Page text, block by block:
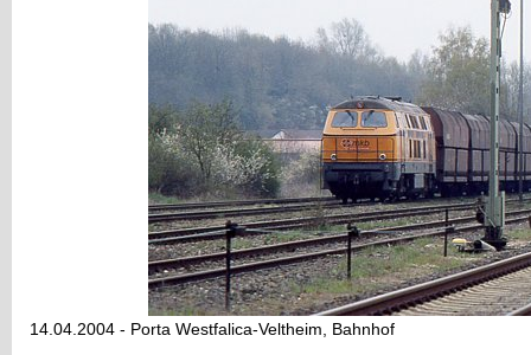
14.04.2004 - Porta Westfalica-Veltheim, Bahnhof